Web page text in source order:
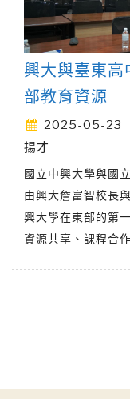
興大與臺東高
部教育資源
2025-05-23
揚才
國立中興大學與國
由興大詹富智校長
興大學在東部的第
資源共享、課程合